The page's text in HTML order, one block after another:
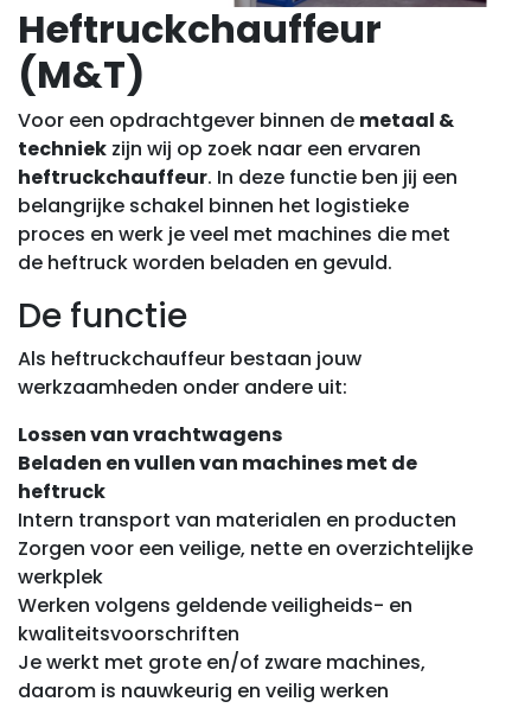
Heftruckchauffeur
(M&T)
Voor een opdrachtgever binnen de metaal &
techniek zijn wij op zoek naar een ervaren
heftruckchauffeur. In deze functie ben jij een
belangrijke schakel binnen het logistieke
proces en werk je veel met machines die met
de heftruck worden beladen en gevuld.
De functie
Als heftruckchauffeur bestaan jouw
werkzaamheden onder andere uit:
Lossen van vrachtwagens
Beladen en vullen van machines met de
heftruck
Intern transport van materialen en producten
Zorgen voor een veilige, nette en overzichtelijke
werkplek
Werken volgens geldende veiligheids- en
kwaliteitsvoorschriften
Je werkt met grote en/of zware machines,
daarom is nauwkeurig en veilig werken